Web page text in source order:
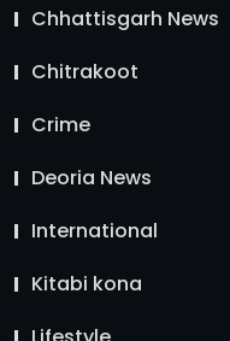
Chhattisgarh News
Chitrakoot
Crime
Deoria News
International
Kitabi kona